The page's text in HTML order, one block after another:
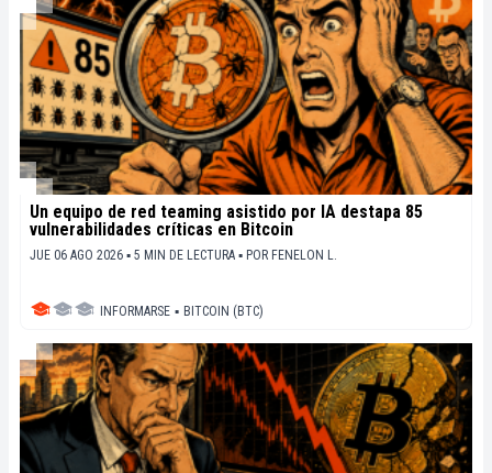
Un equipo de red teaming asistido por IA destapa 85
vulnerabilidades críticas en Bitcoin
JUE 06 AGO 2026 ▪ 5 MIN DE LECTURA ▪ POR FENELON L.
INFORMARSE ▪ BITCOIN (BTC)